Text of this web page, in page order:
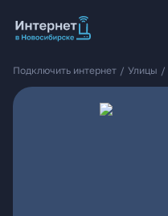
Подключить интернет / Улицы /